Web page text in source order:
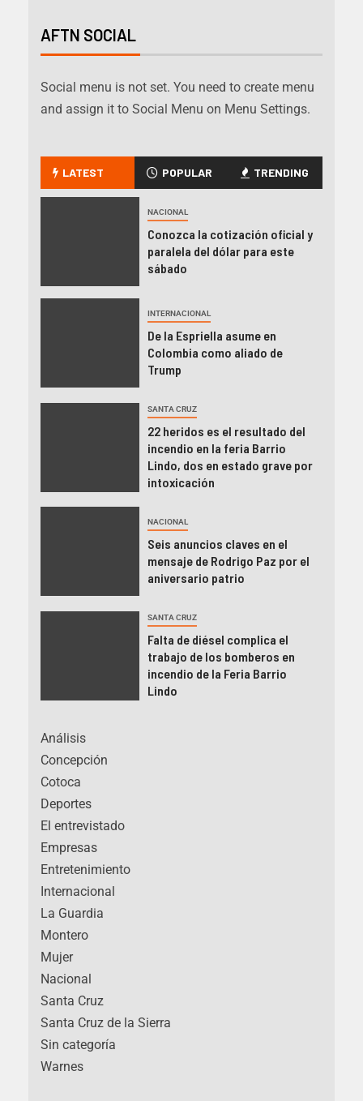
AFTN SOCIAL
Social menu is not set. You need to create menu
and assign it to Social Menu on Menu Settings.
LATEST POPULAR TRENDING
NACIONAL
Conozca la cotización oficial y
paralela del dólar para este
sábado
INTERNACIONAL
De la Espriella asume en
Colombia como aliado de
Trump
SANTA CRUZ
22 heridos es el resultado del
incendio en la feria Barrio
Lindo, dos en estado grave por
intoxicación
NACIONAL
Seis anuncios claves en el
mensaje de Rodrigo Paz por el
aniversario patrio
SANTA CRUZ
Falta de diésel complica el
trabajo de los bomberos en
incendio de la Feria Barrio
Lindo
Análisis
Concepción
Cotoca
Deportes
El entrevistado
Empresas
Entretenimiento
Internacional
La Guardia
Montero
Mujer
Nacional
Santa Cruz
Santa Cruz de la Sierra
Sin categoría
Warnes